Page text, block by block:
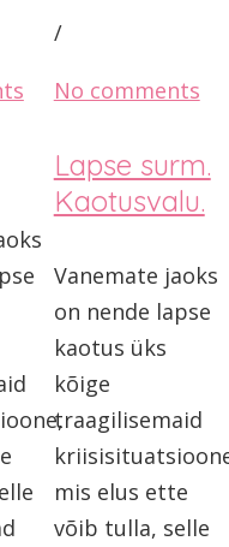
/
No comments
Lapse surm.
Kaotusvalu.
Vanemate jaoks
on nende lapse
kaotus üks
kõige
traagilisemaid
mis elus ette
võib tulla, selle